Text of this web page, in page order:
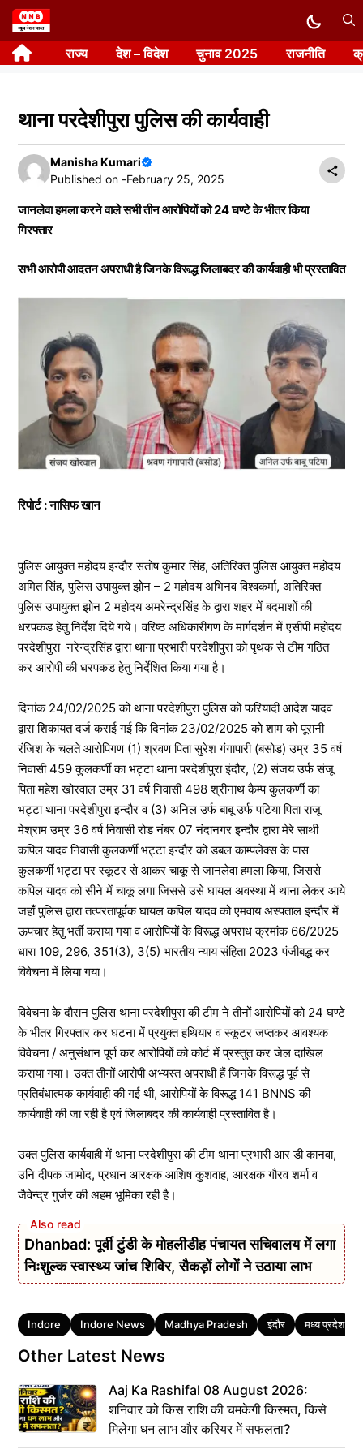
Skip
to
content राज्य देश – विदेश चुनाव 2025 राजनीति
थाना परदेशीपुरा पुलिस की कार्यवाही
Manisha Kumari
Published on -February 25, 2025
जानलेवा हमला करने वाले सभी तीन आरोपियों को 24 घण्टे के भीतर किया
गिरफ्तार
सभी आरोपी आदतन अपराधी है जिनके विरूद्ध जिलाबदर की कार्यवाही भी प्रस्तावित
रिपोर्ट : नासिफ खान
पुलिस आयुक्त महोदय इन्दौर संतोष कुमार सिंह, अतिरिक्त पुलिस आयुक्त महोदय
अमित सिंह, पुलिस उपायुक्त झोन – 2 महोदय अभिनव विश्वकर्मा, अतिरिक्त
पुलिस उपायुक्त झोन 2 महोदय अमरेन्द्रसिंह के द्वारा शहर में बदमाशों की
धरपकड हेतु निर्देश दिये गये। वरिष्ठ अधिकारीगण के मार्गदर्शन में एसीपी महोदय
परदेशीपुरा नरेन्द्रसिंह द्वारा थाना प्रभारी परदेशीपुरा को पृथक से टीम गठित
कर आरोपी की धरपकड हेतु निर्देशित किया गया है।
दिनांक 24/02/2025 को थाना परदेशीपुरा पुलिस को फरियादी आदेश यादव
द्वारा शिकायत दर्ज कराई गई कि दिनांक 23/02/2025 को शाम को पूरानी
रंजिश के चलते आरोपिगण (1) श्रवण पिता सुरेश गंगापारी (बसोड) उम्र 35 वर्ष
निवासी 459 कुलकर्णी का भट्टा थाना परदेशीपुरा इंदौर, (2) संजय उर्फ संजू
पिता महेश खोरवाल उम्र 31 वर्ष निवासी 498 श्रीनाथ कैम्प कुलकर्णी का
भट्टा थाना परदेशीपुरा इन्दौर व (3) अनिल उर्फ बाबू उर्फ पटिया पिता राजू
मेश्राम उम्र 36 वर्ष निवासी रोड नंबर 07 नंदानगर इन्दौर द्वारा मेरे साथी
कपिल यादव निवासी कुलकर्णी भट्टा इन्दौर को डबल काम्पलेक्स के पास
कुलकर्णी भट्टा पर स्कूटर से आकर चाकू से जानलेवा हमला किया, जिससे
कपिल यादव को सीने में चाकू लगा जिससे उसे घायल अवस्था में थाना लेकर आये
जहाँ पुलिस द्वारा तत्परतापूर्वक घायल कपिल यादव को एमवाय अस्पताल इन्दौर में
ऊपचार हेतु भर्ती कराया गया व आरोपियों के विरूद्ध अपराध क्रमांक 66/2025
धारा 109, 296, 351(3), 3(5) भारतीय न्याय संहिता 2023 पंजीबद्ध कर
विवेचना में लिया गया।
विवेचना के दौरान पुलिस थाना परदेशीपुरा की टीम ने तीनों आरोपियों को 24 घण्टे
के भीतर गिरफ्तार कर घटना में प्रयुक्त हथियार व स्कूटर जप्तकर आवश्यक
विवेचना / अनुसंधान पूर्ण कर आरोपियों को कोर्ट में प्रस्तुत कर जेल दाखिल
कराया गया। उक्त तीनों आरोपी अभ्यस्त अपराधी हैं जिनके विरूद्ध पूर्व से
प्रतिबंधात्मक कार्यवाही की गई थी, आरोपियों के विरूद्ध 141 BNNS की
कार्यवाही की जा रही है एवं जिलाबदर की कार्यवाही प्रस्तावित है।
उक्त पुलिस कार्यवाही में थाना परदेशीपुरा की टीम थाना प्रभारी आर डी कानवा,
उनि दीपक जामोद, प्रधान आरक्षक आशिष कुशवाह, आरक्षक गौरव शर्मा व
जैवेन्द्र गुर्जर की अहम भूमिका रही है।
Dhanbad: पूर्वी टुंडी के मोहलीडीह पंचायत सचिवालय में लगा
निःशुल्क स्वास्थ्य जांच शिविर, सैकड़ों लोगों ने उठाया लाभ
Tags
Indore Indore News Madhya Pradesh इंदौर मध्य प्रदेश
Other Latest News
Aaj Ka Rashifal 08 August 2026:
शनिवार को किस राशि की चमकेगी किस्मत, किसे
मिलेगा धन लाभ और करियर में सफलता?